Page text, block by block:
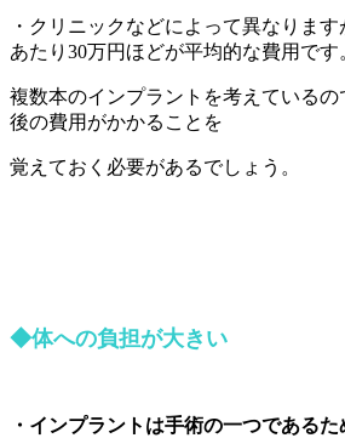
・クリニックなどによって異なりま
あたり30万円ほどが平均的な費用です
複数本のインプラントを考えているの
後の費用がかかることを
覚えておく必要があるでしょう。
◆体への負担が大きい
・インプラントは手術の一つである